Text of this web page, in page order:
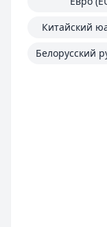
Китайский
Белорусский